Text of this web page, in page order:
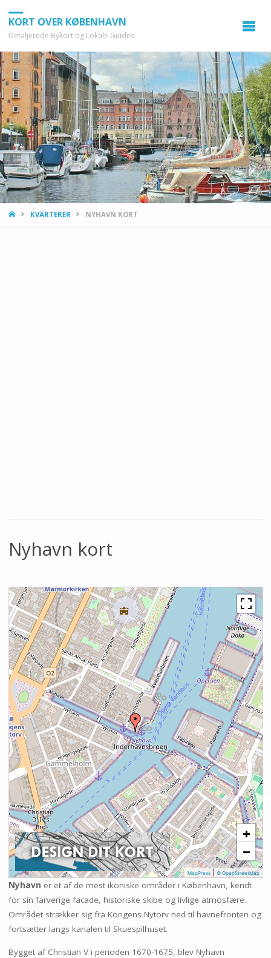
KORT OVER KØBENHAVN
Detaljerede Bykort og Lokale Guides
HOMEKVARTERER NYHAVN KORT
Nyhavn kort
+
−
MapPress| © OpenStreetMap
Nyhavn er et af de mest ikoniske områder i København, kendt
for sin farverige facade, historiske skibe og livlige atmosfære.
Området strækker sig fra Kongens Nytorv ned til havnefronten og
fortsætter langs kanalen til Skuespilhuset.
Bygget af Christian V i perioden 1670-1675, blev Nyhavn